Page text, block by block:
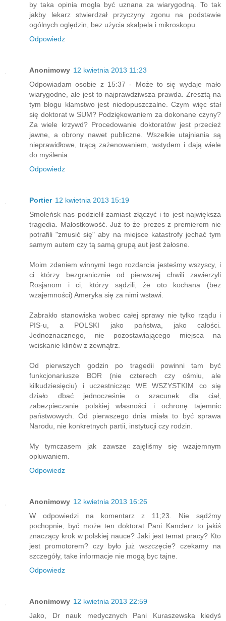
by taka opinia mogła być uznana za wiarygodną. To tak
jakby lekarz stwierdzał przyczyny zgonu na podstawie
ogólnych oględzin, bez użycia skalpela i mikroskopu.
Odpowiedz
Anonimowy 12 kwietnia 2013 11:23
Odpowiadam osobie z 15:37 - Może to się wydaje mało
wiarygodne, ale jest to najprawdziwsza prawda. Zresztą na
tym blogu kłamstwo jest niedopuszczalne. Czym więc stał
się doktorat w SUM? Podziękowaniem za dokonane czyny?
Za wiele krzywd? Procedowanie doktoratów jest przecież
jawne, a obrony nawet publiczne. Wszelkie utajniania są
nieprawidłowe, trącą zażenowaniem, wstydem i dają wiele
do myślenia.
Odpowiedz
Portier 12 kwietnia 2013 15:19
Smoleńsk nas podzielił zamiast złączyć i to jest największa
tragedia. Małostkowość. Już to że prezes z premierem nie
potrafili "zmusić się" aby na miejsce katastrofy jechać tym
samym autem czy tą samą grupą aut jest żałosne.
Moim zdaniem winnymi tego rozdarcia jesteśmy wszyscy, i
ci którzy bezgranicznie od pierwszej chwili zawierzyli
Rosjanom i ci, którzy sądzili, że oto kochana (bez
wzajemności) Ameryka się za nimi wstawi.
Zabrakło stanowiska wobec całej sprawy nie tylko rządu i
PIS-u, a POLSKI jako państwa, jako całości.
Jednoznacznego, nie pozostawiającego miejsca na
wciskanie klinów z zewnątrz.
Od pierwszych godzin po tragedii powinni tam być
funkcjonariusze BOR (nie czterech czy ośmiu, ale
kilkudziesięciu) i uczestnicząc WE WSZYSTKIM co się
działo dbać jednocześnie o szacunek dla ciał,
zabezpieczanie polskiej własności i ochronę tajemnic
państwowych. Od pierwszego dnia miała to być sprawa
Narodu, nie konkretnych partii, instytucji czy rodzin.
My tymczasem jak zawsze zajęliśmy się wzajemnym
opluwaniem.
Odpowiedz
Anonimowy 12 kwietnia 2013 16:26
W odpowiedzi na komentarz z 11;23. Nie sądźmy
pochopnie, być może ten doktorat Pani Kanclerz to jakiś
znaczący krok w polskiej nauce? Jaki jest temat pracy? Kto
jest promotorem? czy było już wszczęcie? czekamy na
szczegóły, take informacje nie mogą byc tajne.
Odpowiedz
Anonimowy 12 kwietnia 2013 22:59
Jako, Dr nauk medycznych Pani Kuraszewska kiedyś